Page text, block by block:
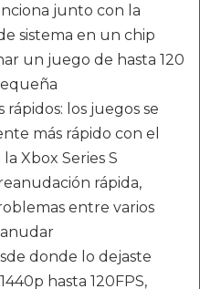
junto con la
sistema en un chip
un juego de hasta 120
rápidos: los juegos se
más rápido con el
Xbox Series S
rápida,
entre varios
donde lo dejaste
hasta 120FPS,